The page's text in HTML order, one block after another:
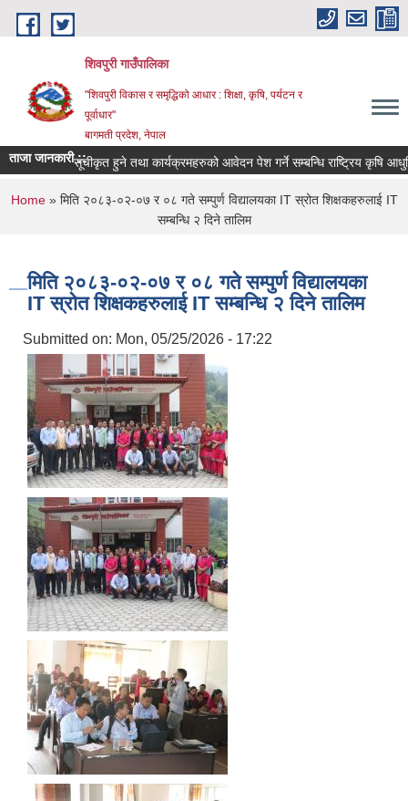
Skip to main content
शिवपुरी गाउँपालिका
"शिवपुरी विकास र समृद्धिको आधार : शिक्षा, कृषि, पर्यटन र
पूर्वाधार"
बागमती प्रदेश, नेपाल
ताजा जानकारी ::
सूचीकृत हुने तथा कार्यक्रमहरुको आवेदन पेश गर्ने सम्बन्धि राष्ट्रिय कृषि
You are here
Home» मिति २०८३-०२-०७ र ०८ गते सम्पुर्ण विद्यालयका IT स्रोत शिक्षकहरुलाई IT
सम्बन्धि २ दिने तालिम
मिति २०८३-०२-०७ र ०८ गते सम्पुर्ण विद्यालयका
IT स्रोत शिक्षकहरुलाई IT सम्बन्धि २ दिने तालिम
Submitted on: Mon, 05/25/2026 - 17:22